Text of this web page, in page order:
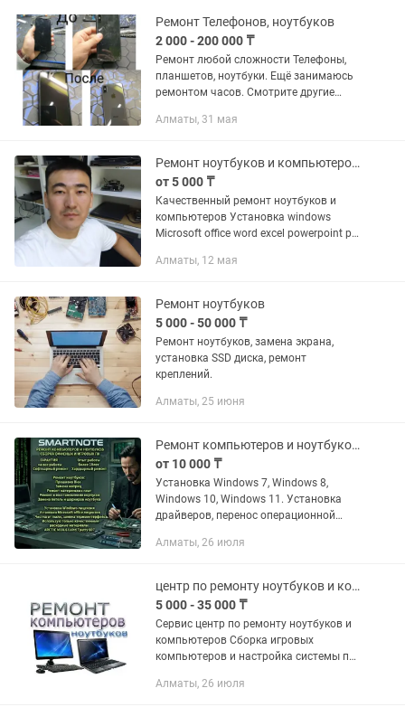
Ремонт Телефонов, ноутбуков
2 000 - 200 000 ₸
Ремонт любой сложности Телефоны,
планшетов, ноутбуки. Ещё занимаюсь
ремонтом часов. Смотрите другие
Алматы, 31 мая
Ремонт ноутбуков и компьютеров - гарантия 365 дней
от 5 000 ₸
Качественный ремонт ноутбуков и
компьютеров Установка windows
Microsoft office word еxcel рowerрoint pdf
настройка серверов Чистка ноутбука,
Алматы, 12 мая
Ремонт ноутбуков
5 000 - 50 000 ₸
Ремонт ноутбуков, замена экрана,
установка SSD диска, ремонт
креплений.
Алматы, 25 июня
Ремонт компьютеров и ноутбуков. Сборка Пк.
от 10 000 ₸
Установка Windows 7, Windows 8,
Windows 10, Windows 11. Установка
драйверов, перенос операционной
программного обеспечения: Microsoft
Алматы, 26 июля
центр по ремонту ноутбуков и компьютеров Сборка игровых компьютеров
5 000 - 35 000 ₸
Сервис центр по ремонту ноутбуков и
компьютеров Сборка игровых
компьютеров и настройка системы под
( в случае их возможности ) Чистка
Алматы, 26 июля